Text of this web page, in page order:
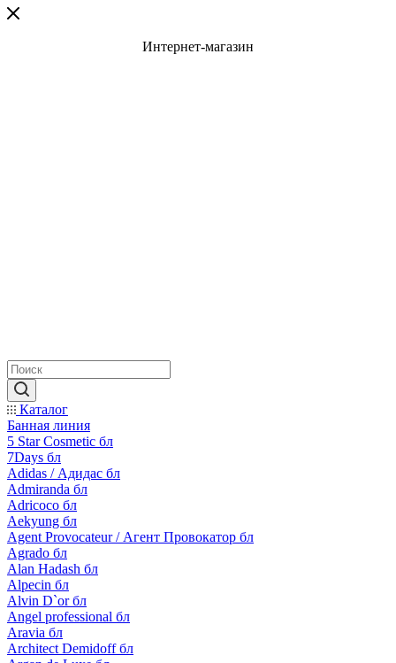
Интернет-магазин
Каталог
Банная линия
5 Star Cosmetic бл
7Days бл
Adidas / Адидас бл
Admiranda бл
Adricoco бл
Aekyung бл
Agent Provocateur / Агент Провокатор бл
Agrado бл
Alan Hadash бл
Alpecin бл
Alvin D`or бл
Angel professional бл
Aravia бл
Architect Demidoff бл